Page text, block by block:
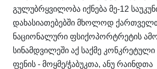
გულუბრყვილობა იქნება მე-12
დახასიათებებში მხოლოდ
ნაციონალური ფსიქოპორტრეტის
სინამდვილეში აქ საქმე
ფენის - მოყმე/ჭაბუკთა, ანუ რაინდთა